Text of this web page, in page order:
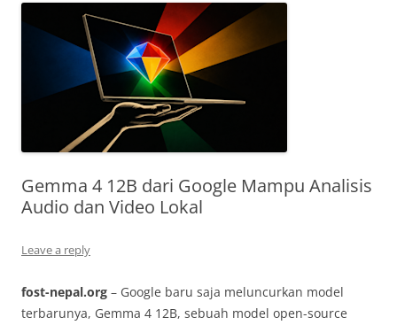
Gemma 4 12B dari Google Mampu Analisis
Audio dan Video Lokal
Leave a reply
fost-nepal.org – Google baru saja meluncurkan model
terbarunya, Gemma 4 12B, sebuah model open-source